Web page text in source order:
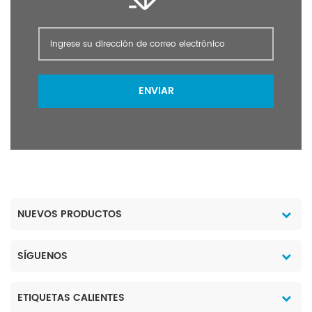
ENVIAR
NUEVOS PRODUCTOS
SÍGUENOS
ETIQUETAS CALIENTES